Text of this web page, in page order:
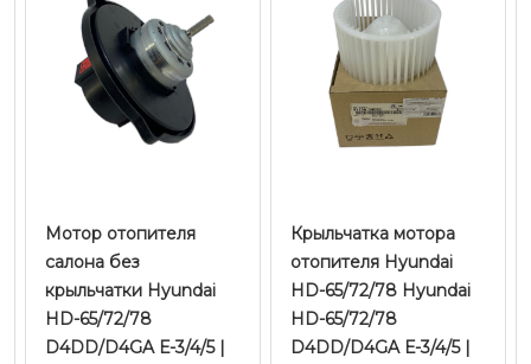
Мотор отопителя
салона без
крыльчатки Hyundai
HD-65/72/78
D4DD/D4GA Е-3/4/5 |
Крыльчатка мотора
отопителя Hyundai
HD-65/72/78 Hyundai
HD-65/72/78
D4DD/D4GA Е-3/4/5 |